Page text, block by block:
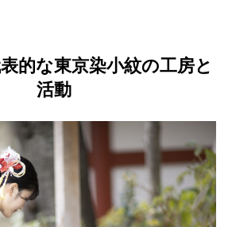
的な東京染小紋の工房と
活動